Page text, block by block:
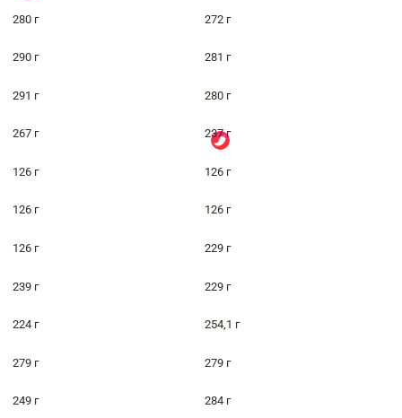
280 г 272 г
290 г 281 г
291 г 280 г
267 г 237 г
126 г 126 г
126 г 126 г
126 г 229 г
239 г 229 г
224 г 254,1 г
279 г 279 г
249 г 284 г